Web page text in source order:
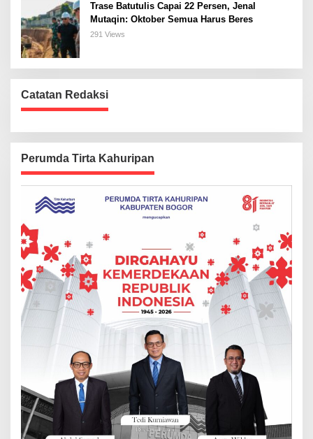
Trase Batutulis Capai 22 Persen, Jenal
Mutaqin: Oktober Semua Harus Beres
291 Views
Catatan Redaksi
Perumda Tirta Kahuripan